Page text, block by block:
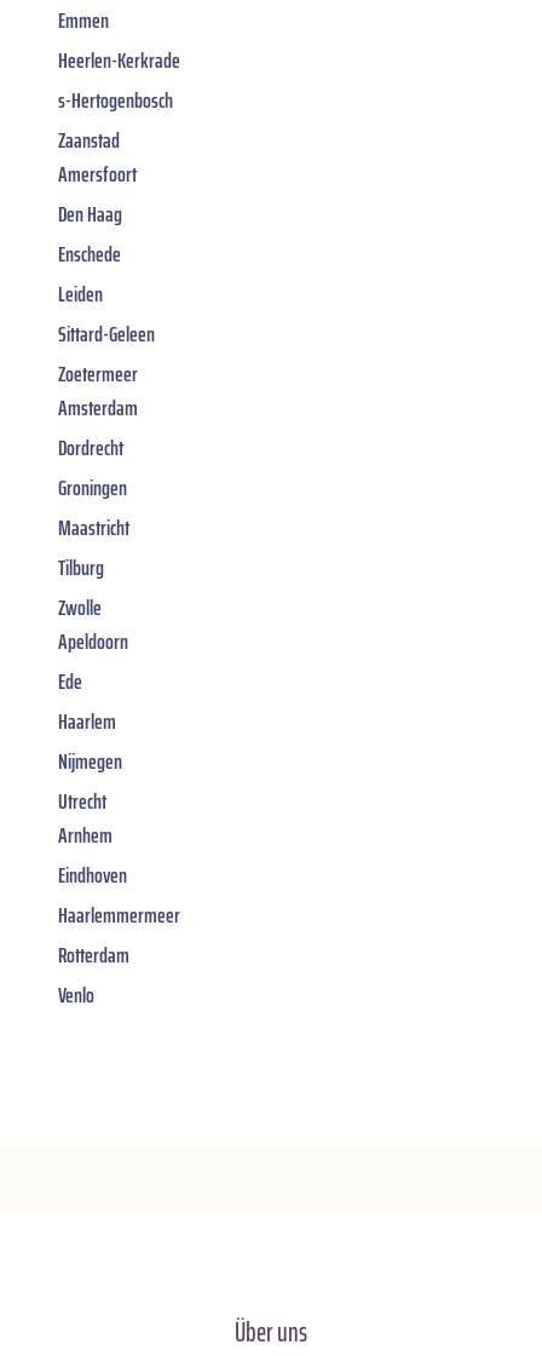
Emmen
Heerlen-Kerkrade
s-Hertogenbosch
Zaanstad
Amersfoort
Den Haag
Enschede
Leiden
Sittard-Geleen
Zoetermeer
Amsterdam
Dordrecht
Groningen
Maastricht
Tilburg
Zwolle
Apeldoorn
Ede
Haarlem
Nijmegen
Utrecht
Arnhem
Eindhoven
Haarlemmermeer
Rotterdam
Venlo
Über uns